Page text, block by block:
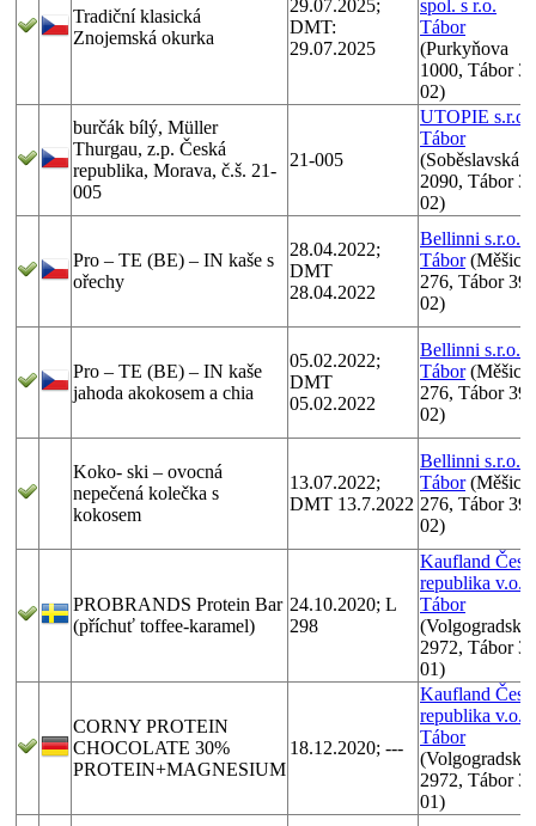
Tradiční klasická
Znojemská okurka
29.07.2025;
DMT:
29.07.2025
spol. s r.o.
Tábor
(Purkyňova
1000, Tábor
02)
burčák bílý, Müller
Thurgau, z.p. Česká
republika, Morava, č.š. 21-
005
21-005
UTOPIE s.r.o.
Tábor
(Soběslavská
2090, Tábor
02)
Pro – TE (BE) – IN kaše s
ořechy
28.04.2022;
DMT
28.04.2022
Bellinni s.r.o.
Tábor
276, Tábor 390
02)
Pro – TE (BE) – IN kaše
jahoda akokosem a chia
05.02.2022;
DMT
05.02.2022
Bellinni s.r.o.
Tábor
276, Tábor 390
02)
Koko- ski – ovocná
nepečená kolečka s
kokosem
13.07.2022;
DMT 13.7.2022
Bellinni s.r.o.
Tábor
276, Tábor 390
02)
PROBRANDS Protein Bar
(příchuť toffee-karamel)
24.10.2020; L
298
Kaufland
republika v.o.s.
Tábor
(Volgogradská
2972, Tábor
01)
CORNY PROTEIN
CHOCOLATE 30%
PROTEIN+MAGNESIUM
18.12.2020; ---
Kaufland
republika v.o.s.
Tábor
(Volgogradská
2972, Tábor
01)